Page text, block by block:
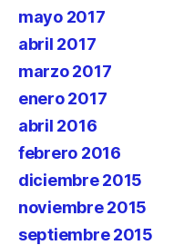
mayo 2017
abril 2017
marzo 2017
enero 2017
abril 2016
febrero 2016
diciembre 2015
noviembre 2015
septiembre 2015